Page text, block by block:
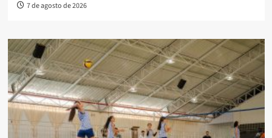
7 de agosto de 2026